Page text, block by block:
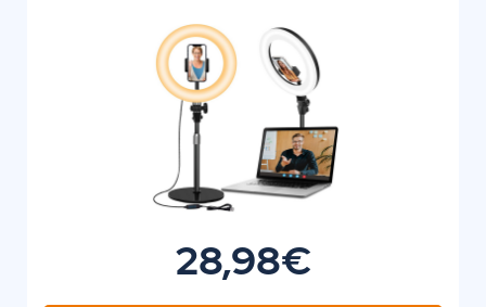
28,98€